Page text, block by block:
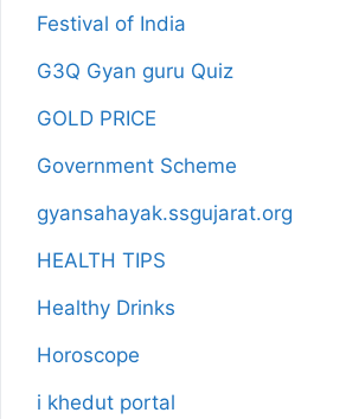
Festival of India
G3Q Gyan guru Quiz
GOLD PRICE
Government Scheme
gyansahayak.ssgujarat.org
HEALTH TIPS
Healthy Drinks
Horoscope
i khedut portal